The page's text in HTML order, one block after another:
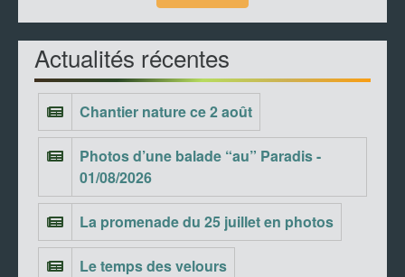
Actualités récentes
Chantier nature ce 2 août
Photos d’une balade “au” Paradis -
01/08/2026
La promenade du 25 juillet en photos
Le temps des velours